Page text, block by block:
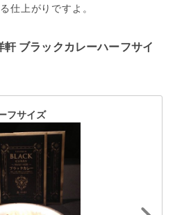
仕上がりですよ。
ブラックカレーハーフサイ
フサイズ